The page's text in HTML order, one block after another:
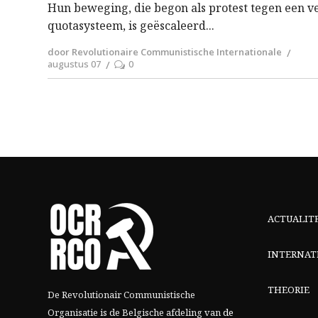
Hun beweging, die begon als protest tegen een
quotasysteem, is geëscaleerd
door Revolutionaire Communistische Internationale
augustus 07
0
De Revolutionair Communistische
Organisatie is de Belgische afdeling vande
THEORIE